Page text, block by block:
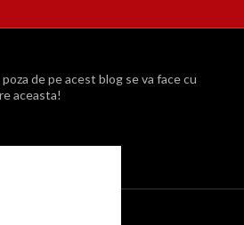
de pe acest blog se va face cu
aceasta!